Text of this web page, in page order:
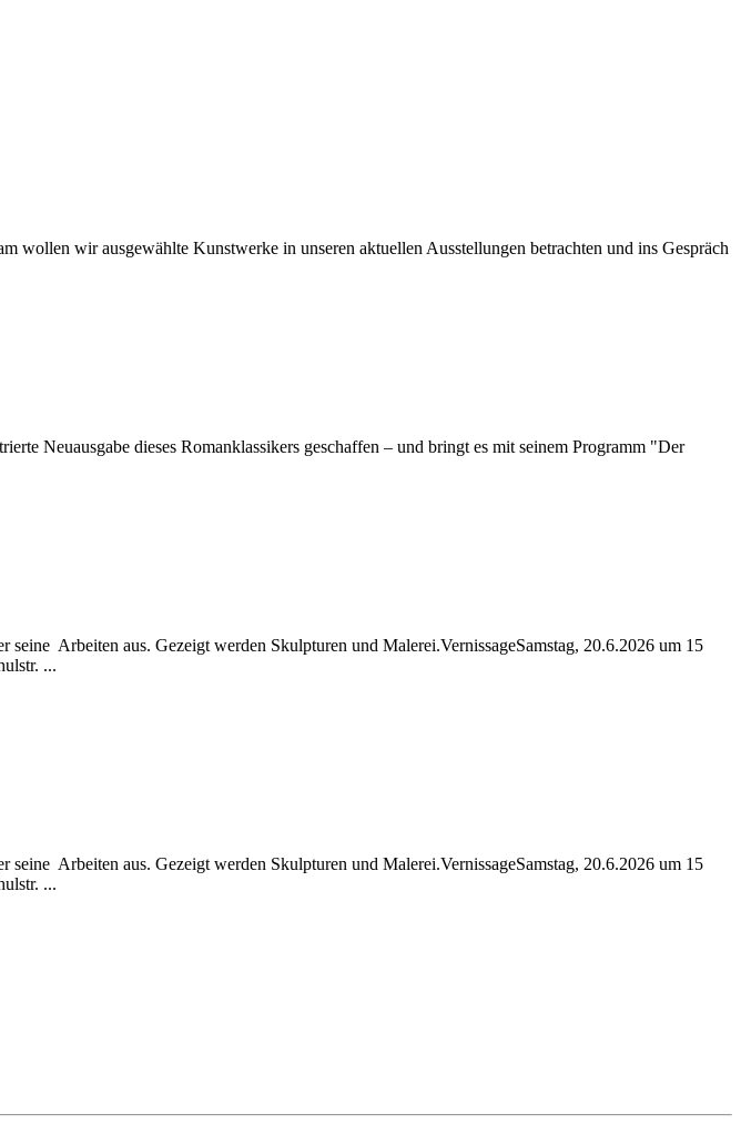
wollen wir ausgewählte Kunstwerke in unseren aktuellen Ausstellungen betrachten und ins Gespräch
Neuausgabe dieses Romanklassikers geschaffen – und bringt es mit seinem Programm "Der
Arbeiten aus. Gezeigt werden Skulpturen und Malerei.VernissageSamstag, 20.6.2026 um 15
...
Arbeiten aus. Gezeigt werden Skulpturen und Malerei.VernissageSamstag, 20.6.2026 um 15
...